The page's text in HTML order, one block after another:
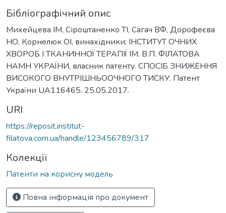
Бібліографічний опис
Михейцева ІМ, Сіроштаненко ТІ, Сагач ВФ, Дорофеєва
НО, Корнелюк ОІ, винахідники; ІНСТИТУТ ОЧНИХ
ХВОРОБ І ТКАНИННОЇ ТЕРАПІЇ ІМ. В.П. ФІЛАТОВА
НАМН УКРАЇНИ, власник патенту. СПОСІБ ЗНИЖЕННЯ
ВИСОКОГО ВНУТРІШНЬООЧНОГО ТИСКУ. Патент
України UA116465. 25.05.2017.
URI
https://reposit.institut-
filatova.com.ua/handle/123456789/317
Колекції
Патенти на корисну модель
Повна інформація про документ